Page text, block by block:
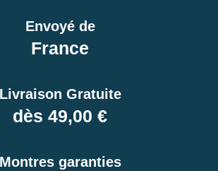
Envoyé de
France
Livraison Gratuite
dès 49,00 €
Montres garanties